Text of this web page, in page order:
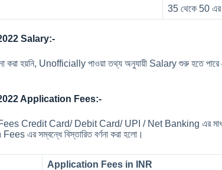
35 থেকে 50 এর
Salary:-
করা হয়নি, Unofficially পাওয়া তথ্য অনুযায়ী Salary শুরু হতে পারে
Application Fees:-
Fees Credit Card/ Debit Card/ UPI / Net Banking এর
এর সম্বন্ধে বিস্তারিত বর্ণনা করা হলো।
Application Fees in INR